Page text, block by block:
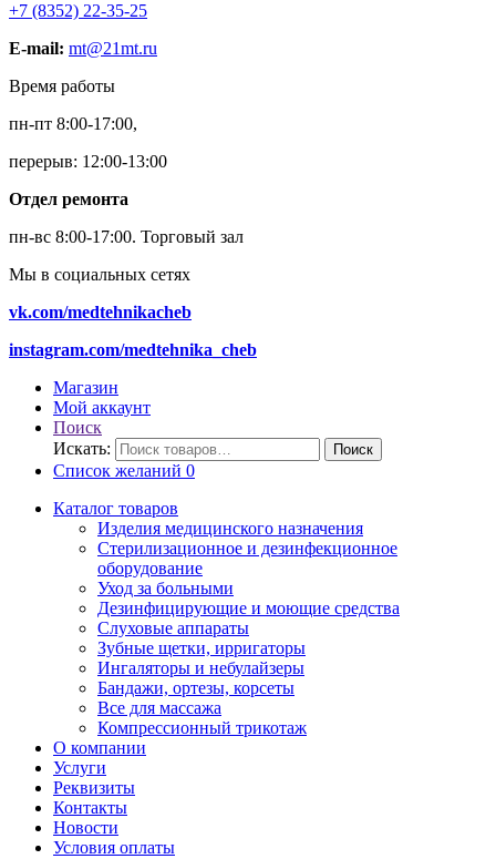
+7 (8352) 22-35-25
E-mail: mt@21mt.ru
Время работы
пн-пт 8:00-17:00,
перерыв: 12:00-13:00
Отдел ремонта
пн-вс 8:00-17:00. Торговый зал
Мы в социальных сетях
vk.com/medtehnikacheb
instagram.com/medtehnika_cheb
Магазин
Мой аккаунт
Поиск
Искать:
Поиск
Список желаний 0
Каталог товаров
Изделия медицинского назначения
Стерилизационное и дезинфекционное
оборудование
Уход за больными
Дезинфицирующие и моющие средства
Слуховые аппараты
Зубные щетки, ирригаторы
Ингаляторы и небулайзеры
Бандажи, ортезы, корсеты
Все для массажа
Компрессионный трикотаж
О компании
Услуги
Реквизиты
Контакты
Новости
Условия оплаты